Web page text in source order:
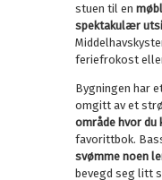
stuen til en
spektakulær
feriefrokost
Bygningen har
omgitt av et
område hvor du
favorittbok.
svømme noen
bevegd seg litt